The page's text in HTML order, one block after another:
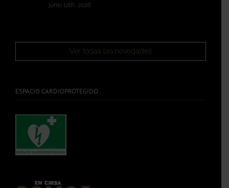
junio 12th, 2026
Ver todas las novedades
ESPACIO CARDIOPROTEGIDO